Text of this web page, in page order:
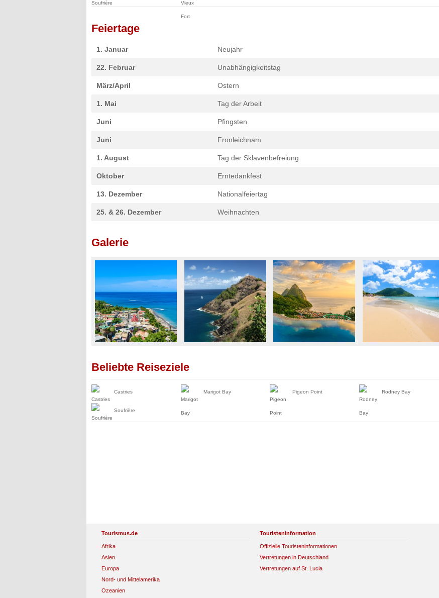
Feiertage
1. Januar Neujahr
22. Februar Unabhängigkeitstag
März/April Ostern
1. Mai Tag der Arbeit
Juni Pfingsten
Juni Fronleichnam
1. August Tag der Sklavenbefreiung
Oktober Erntedankfest
13. Dezember Nationalfeiertag
25. & 26. Dezember Weihnachten
Galerie
Beliebte Reiseziele
Castries Marigot Bay Pigeon Point Rodney Bay
Soufrière
Tourismus.de
Afrika
Asien
Europa
Nord- und Mittelamerika
Ozeanien
Touristeninformation
Offizielle Touristeninformationen
Vertretungen in Deutschland
Vertretungen auf St. Lucia